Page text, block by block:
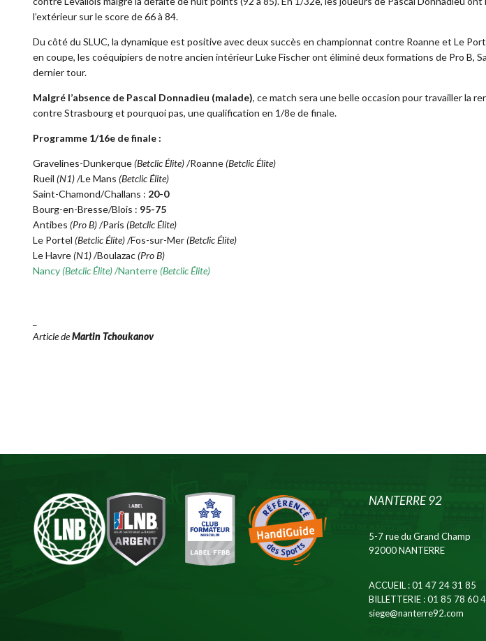
l’extérieur sur le score de 66 à 84.
Du côté du SLUC, la dynamique est positive avec deux succès en championnat contre Roanne et Le
en coupe, les coéquipiers de notre ancien intérieur Luke Fischer ont éliminé deux formations de Pro B,
dernier tour.
Malgré l’absence de Pascal Donnadieu (malade), ce match sera une belle occasion pour travailler la
contre Strasbourg et pourquoi pas, une qualification en 1/8e de finale.
Programme 1/16e de finale :
Gravelines-Dunkerque(Betclic Élite)/Roanne(Betclic Élite)
Rueil (N1)/Le Mans (Betclic Élite)
Saint-Chamond/Challans : 20-0
Bourg-en-Bresse/Blois : 95-75
Antibes (Pro B)/Paris (Betclic Élite)
Le Portel (Betclic Élite)/Fos-sur-Mer(Betclic Élite)
Le Havre(N1)/Boulazac(Pro B)
Nancy(Betclic Élite)/Nanterre(Betclic Élite)
Article deMartin Tchoukanov
NANTERRE 92
5-7 rue du Grand Champ
92000 NANTERRE
ACCUEIL : 01 47 24 31 85
BILLETTERIE : 01 85 78 60
siege@nanterre92.com